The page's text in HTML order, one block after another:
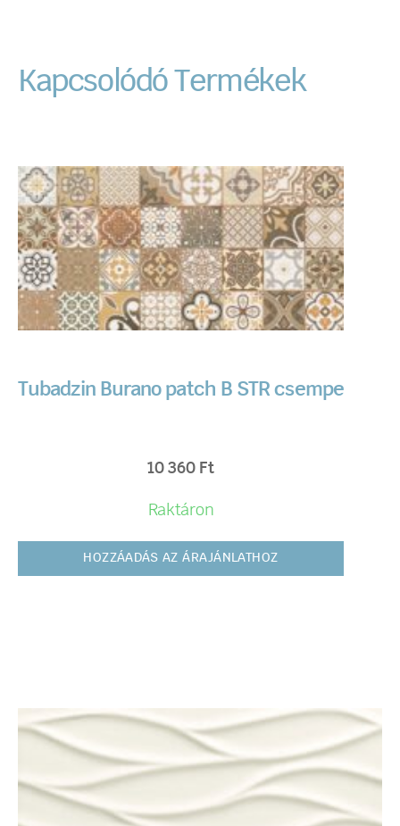
Kapcsolódó Termékek
Tubadzin Burano patch B STR csempe
10 360 Ft
Raktáron
HOZZÁADÁS AZ ÁRAJÁNLATHOZ